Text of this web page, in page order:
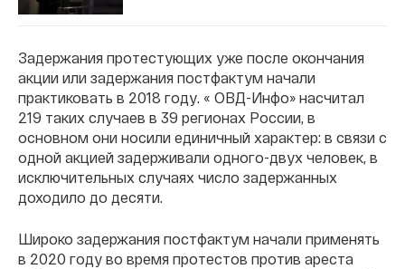
Задержания протестующих уже после окончания
акции или задержания постфактум начали
практиковать в 2018 году. « ОВД-Инфо» насчитал
219 таких случаев в 39 регионах России, в
основном они носили единичный характер: в связи с
одной акцией задерживали одного-двух человек, в
исключительных случаях число задержанных
доходило до десяти.
Широко задержания постфактум начали применять
в 2020 году во время протестов против ареста